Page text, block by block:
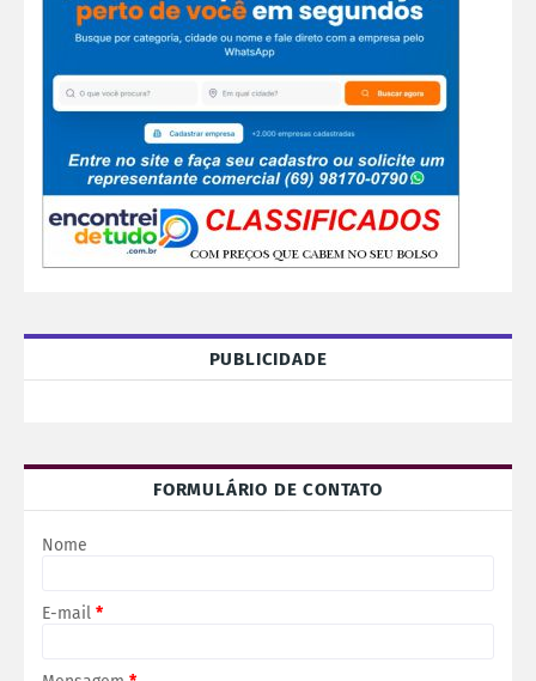
PUBLICIDADE
FORMULÁRIO DE CONTATO
Nome
E-mail *